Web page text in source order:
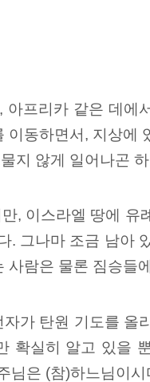
프리카 같은 데에
이동하면서, 지상
지 않게 일어나곤
, 이스라엘 땅에
. 그나마 조금 남아
사람은 물론 짐승들
가 탄원 기도를 올
확실히 알고 있을
님은 (참)하느님이